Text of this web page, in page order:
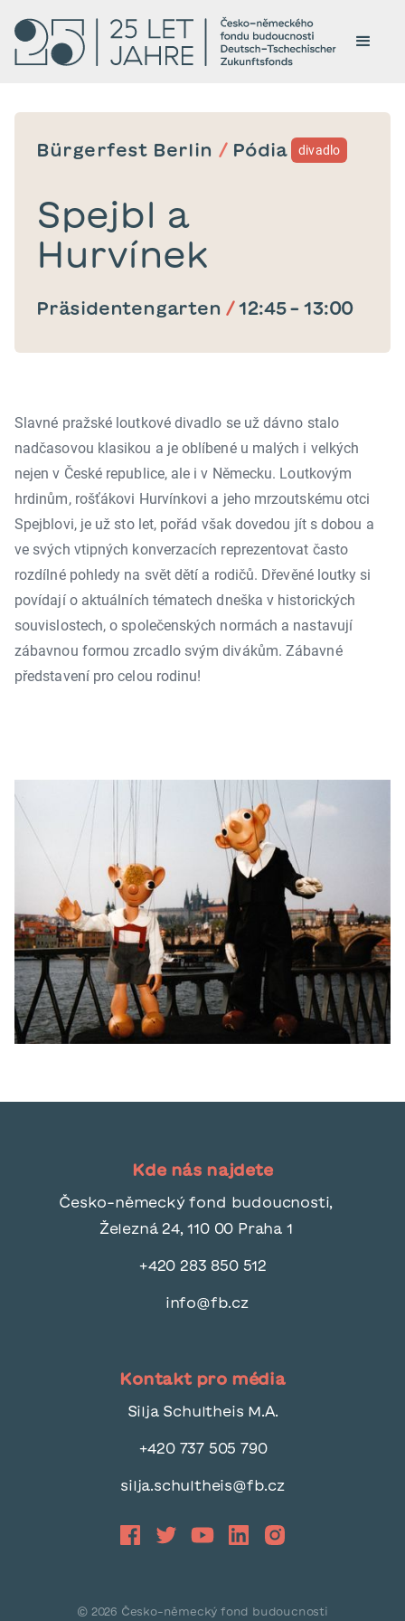
Bürgerfest Berlin / Pódia divadlo
Spejbl a
Hurvínek
Präsidentengarten / 12:45 – 13:00
Slavné pražské loutkové divadlo se už dávno stalo
nadčasovou klasikou a je oblíbené u malých i velkých
nejen v České republice, ale i v Německu. Loutkovým
hrdinům, rošťákovi Hurvínkovi a jeho mrzoutskému otci
Spejblovi, je už sto let, pořád však dovedou jít s dobou a
ve svých vtipných konverzacích reprezentovat často
rozdílné pohledy na svět dětí a rodičů. Dřevěné loutky si
povídají o aktuálních tématech dneška v historických
souvislostech, o společenských normách a nastavují
zábavnou formou zrcadlo svým divákům. Zábavné
představení pro celou rodinu!
Kde nás najdete
Česko-německý fond budoucnosti,
Železná 24, 110 00 Praha 1
+420 283 850 512
info@fb.cz
Kontakt pro média
Silja Schultheis M.A.
+420 737 505 790
silja.schultheis@fb.cz
© 2026 Česko-německý fond budoucnosti